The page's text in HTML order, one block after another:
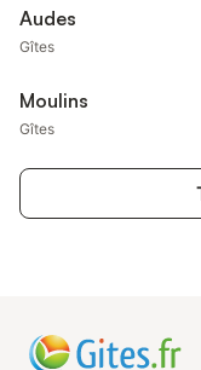
Audes
Gîtes
Moulins
Gîtes